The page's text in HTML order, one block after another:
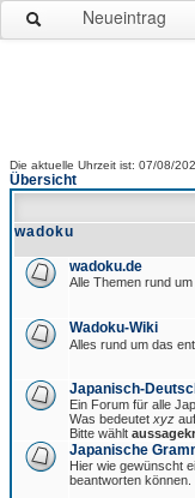
Neueintrag
Die aktuelle Uhrzeit ist: 07/08/
Übersicht
wadoku
wadoku.de
Alle Themen rund
Wadoku-Wiki
Alles rund um das
Japanisch-
Ein Forum für alle
Was bedeutet xyz
Bitte wählt
Japanische
Hier wie gewünscht
beantworten können.